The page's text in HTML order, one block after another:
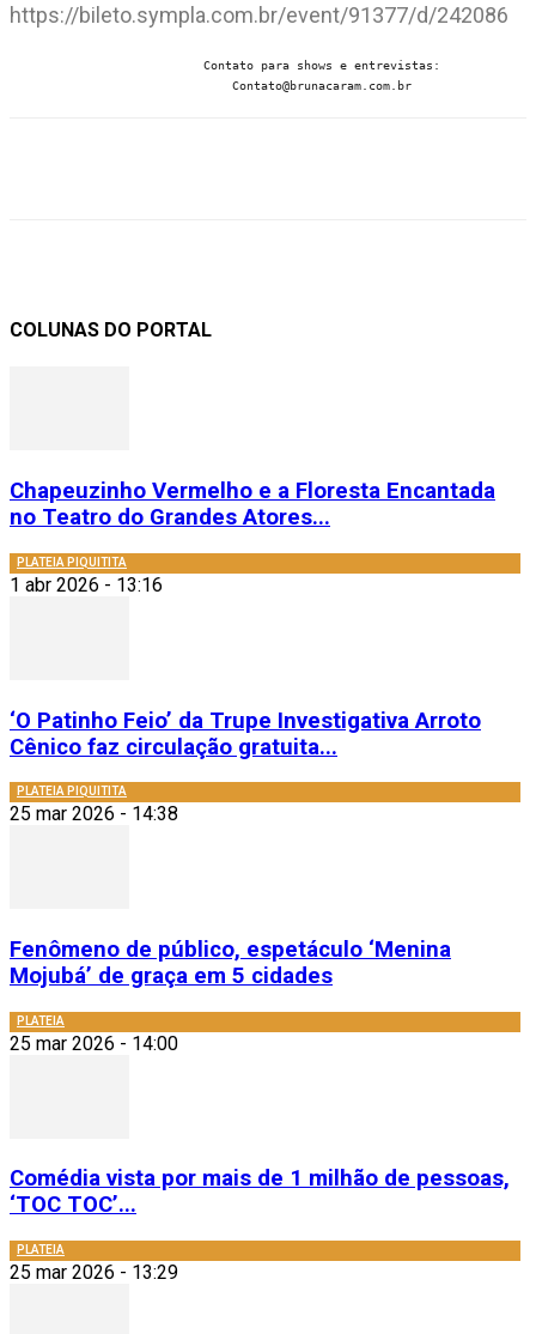
https://bileto.sympla.com.br/event/91377/d/242086
                               Contato@brunacaram.com.br
COLUNAS DO PORTAL
Chapeuzinho Vermelho e a Floresta Encantada
no Teatro do Grandes Atores...
PLATEIA PIQUITITA
1 abr 2026 - 13:16
‘O Patinho Feio’ da Trupe Investigativa Arroto
Cênico faz circulação gratuita...
PLATEIA PIQUITITA
25 mar 2026 - 14:38
Fenômeno de público, espetáculo ‘Menina
Mojubá’ de graça em 5 cidades
PLATEIA
25 mar 2026 - 14:00
Comédia vista por mais de 1 milhão de pessoas,
‘TOC TOC’...
PLATEIA
25 mar 2026 - 13:29